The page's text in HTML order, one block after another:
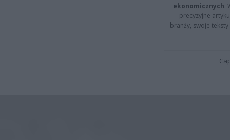
ekonomicznych.
precyzyjne
branży, swoje